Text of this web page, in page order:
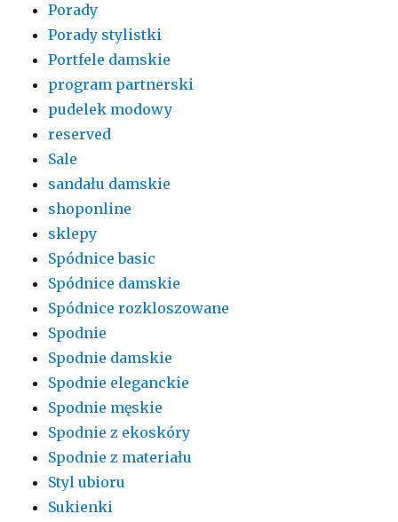
Porady
Porady stylistki
Portfele damskie
program partnerski
pudelek modowy
reserved
Sale
sandału damskie
shoponline
sklepy
Spódnice basic
Spódnice damskie
Spódnice rozkloszowane
Spodnie
Spodnie damskie
Spodnie eleganckie
Spodnie męskie
Spodnie z ekoskóry
Spodnie z materiału
Styl ubioru
Sukienki